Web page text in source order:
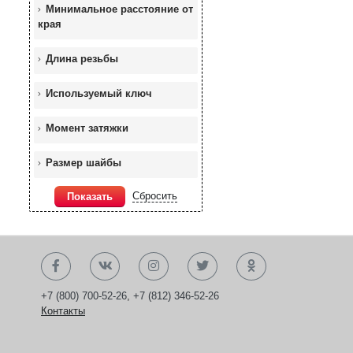
Минимальное расстояние от
края
Длина резьбы
Используемый ключ
Момент затяжки
Размер шайбы
Показать Сбросить
+7 (800) 700-52-26, +7 (812) 346-52-26
Контакты